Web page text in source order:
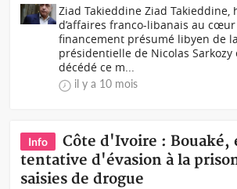
Ziad Takieddine Ziad Takieddine,
d’affaires franco-libanais au cœur
financement présumé libyen de
présidentielle de Nicolas Sarkozy
décédé ce m...
il y a 10 mois
Info
Côte d'Ivoire : Bouaké,
tentative d'évasion à la
saisies de drogue